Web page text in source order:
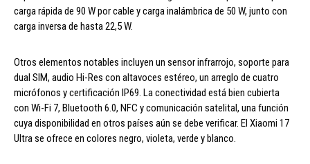
carga rápida de 90 W por cable y carga inalámbrica de 50 W, junto con
carga inversa de hasta 22,5 W.
Otros elementos notables incluyen un sensor infrarrojo, soporte para
dual SIM, audio Hi-Res con altavoces estéreo, un arreglo de cuatro
micrófonos y certificación IP69. La conectividad está bien cubierta
con Wi-Fi 7, Bluetooth 6.0, NFC y comunicación satelital, una función
cuya disponibilidad en otros países aún se debe verificar. El Xiaomi 17
Ultra se ofrece en colores negro, violeta, verde y blanco.